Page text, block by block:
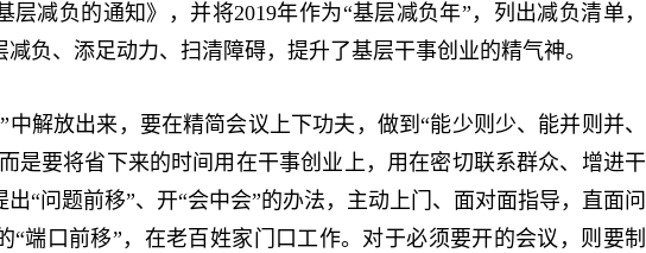
减负的通知》，并将2019年作为“基层减负年”，列出减负清单，
负、添足动力、扫清障碍，提升了基层干事创业的精气神。
放出来，要在精简会议上下功夫，做到“能少则少、能并则并、
是要将省下来的时间用在干事创业上，用在密切联系群众、增进干
“问题前移”、开“会中会”的办法，主动上门、面对面指导，直面问
“端口前移”，在老百姓家门口工作。对于必须要开的会议，则要制